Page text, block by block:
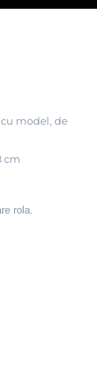
model, de
cm
rola.